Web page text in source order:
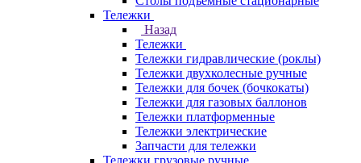
Тележки
Назад
Тележки
Тележки гидравлические (роклы)
Тележки двухколесные ручные
Тележки для бочек (бочкокаты)
Тележки для газовых баллонов
Тележки платформенные
Тележки электрические
Запчасти для тележки
Тележки грузовые ручные